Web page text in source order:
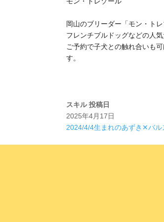
岡山のブリーダー「モン・ト
フレンチブルドッグなどの人
ご予約で子犬との触れ合いも
す。
スキル 投稿日
2025年4月17日
2024/4/4生まれのあずき✕バル